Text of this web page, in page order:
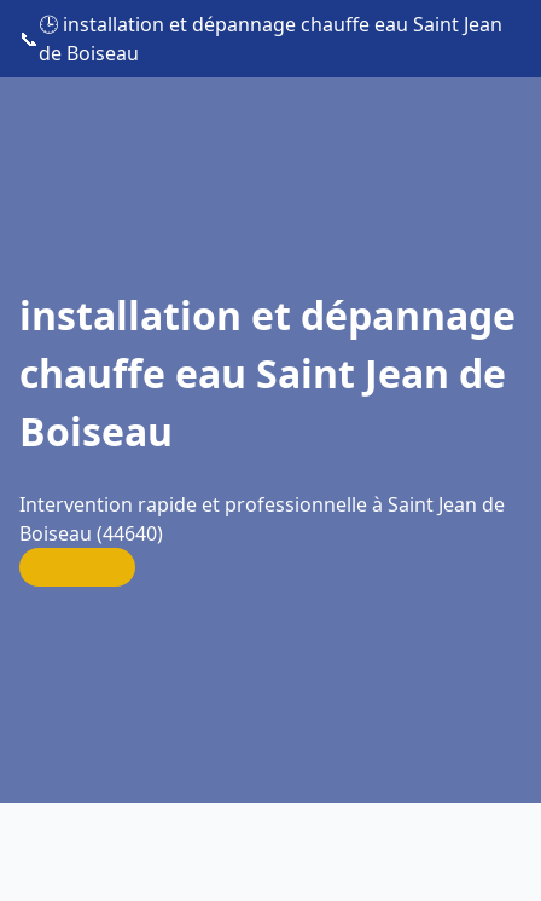
📞
🕒 installation et dépannage chauffe eau Saint Jean
de Boiseau
installation et dépannage
chauffe eau Saint Jean de
Boiseau
Intervention rapide et professionnelle à Saint Jean de
Boiseau (44640)